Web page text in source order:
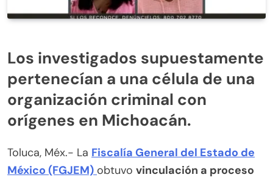
Los investigados supuestamente
pertenecían a una célula de una
organización criminal con
orígenes en Michoacán.
Toluca, Méx.- La Fiscalía General del Estado de
México (FGJEM) obtuvo vinculación a proceso